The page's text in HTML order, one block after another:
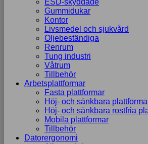
ESD-skyddade
Gummidukar
Kontor
Livsmedel och sjukvård
Oljebeständiga
Renrum
Tung industri
Våtrum
Tillbehör
Arbetsplattformar
Fasta plattformar
Höj- och sänkbara
Höj- och sänkbara rostfria
Mobila plattformar
Tillbehör
Datorergonomi